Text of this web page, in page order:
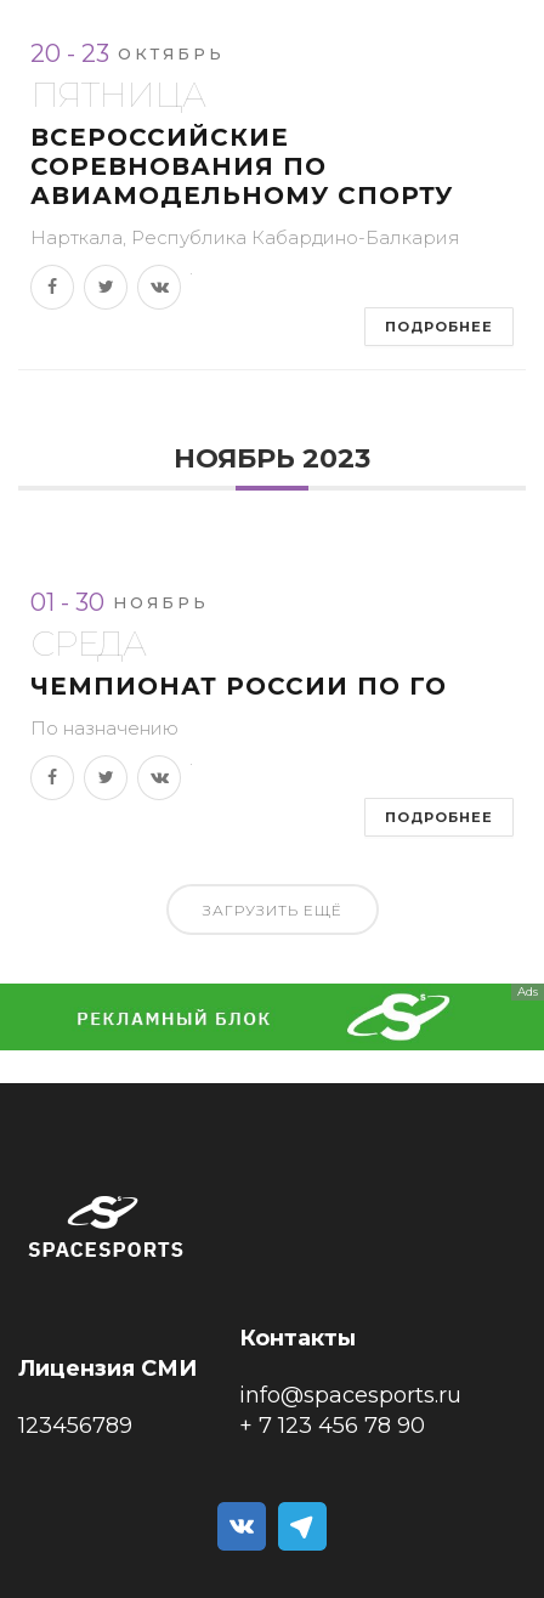
20 - 23 ОКТЯБРЬ
ПЯТНИЦА
ВСЕРОССИЙСКИЕ
СОРЕВНОВАНИЯ ПО
АВИАМОДЕЛЬНОМУ СПОРТУ
Нарткала, Республика Кабардино-Балкария
ПОДРОБНЕЕ
НОЯБРЬ 2023
01 - 30 НОЯБРЬ
СРЕДА
ЧЕМПИОНАТ РОССИИ ПО ГО
По назначению
ПОДРОБНЕЕ
ЗАГРУЗИТЬ ЕЩЁ
Ads
Лицензия СМИ
123456789
Контакты
info@spacesports.ru
+ 7 123 456 78 90